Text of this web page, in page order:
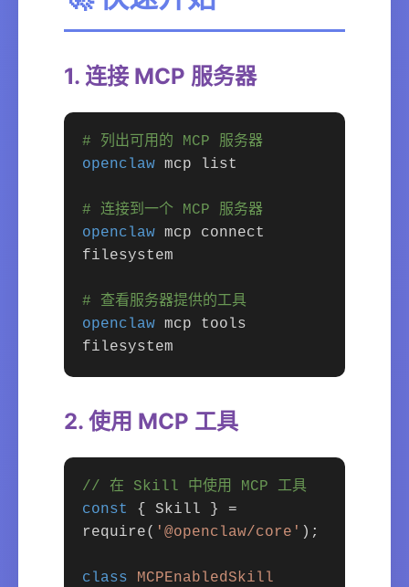
1. 连接 MCP 服务器
# 列出可用的 MCP 服务器
openclaw mcp list
# 连接到一个 MCP 服务器
openclaw mcp connect
filesystem
# 查看服务器提供的工具
openclaw mcp tools
filesystem
2. 使用 MCP 工具
// 在 Skill 中使用 MCP 工具
const
{ Skill } =
require( '@openclaw/core' );
class
MCPEnabledSkill